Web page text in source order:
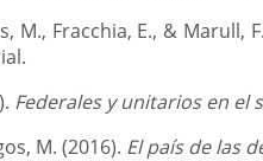
M., Fracchia, E., & Marull,
Federales y unitarios en el
M. (2016). El país de las